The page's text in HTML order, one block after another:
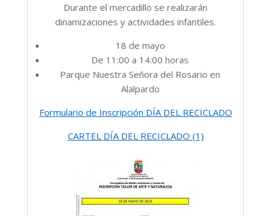
Durante el mercadillo se realizarán
dinamizaciones y actividades infantiles.
18 de mayo
De 11:00 a 14:00 horas
Parque Nuestra Señora del Rosario en
Alalpardo
Formulario de Inscripción DÍA DEL RECICLADO
CARTEL DÍA DEL RECICLADO (1)